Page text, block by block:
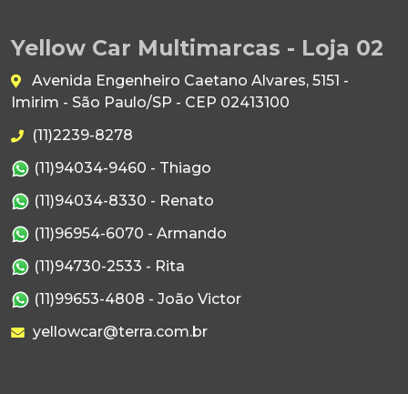
Yellow Car Multimarcas - Loja 02
Avenida Engenheiro Caetano Alvares, 5151 -
Imirim - São Paulo/SP - CEP 02413100
(11)2239-8278
(11)94034-9460 - Thiago
(11)94034-8330 - Renato
(11)96954-6070 - Armando
(11)94730-2533 - Rita
(11)99653-4808 - João Victor
yellowcar@terra.com.br